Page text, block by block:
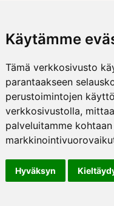
Käytämme
Tämä verkkosivusto
parantaakseen
perustoimintojen
verkkosivustolla,
palveluitamme
Hyväksyn